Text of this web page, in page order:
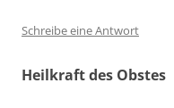
Schreibe eine Antwort
Heilkraft des Obstes